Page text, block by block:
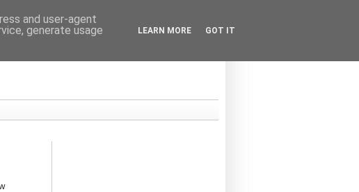
Kraków
and user-agent
generate usage
LEARN MORE GOT IT